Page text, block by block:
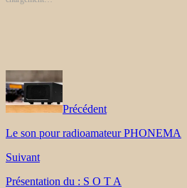
Précédent
Le son pour radioamateur PHONEMA
Suivant
Présentation du : S O T A